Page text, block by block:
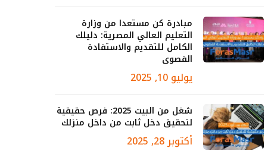
مبادرة كن مستعدا من وزارة
التعليم العالي المصرية: دليلك
الكامل للتقديم والاستفادة
القصوى
يوليو 10, 2025
شغل من البيت 2025: فرص حقيقية
لتحقيق دخل ثابت من داخل منزلك
أكتوبر 28, 2025